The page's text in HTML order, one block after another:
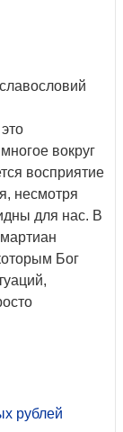
вокруг
восприятие
несмотря
для нас. В
Бог
рублей